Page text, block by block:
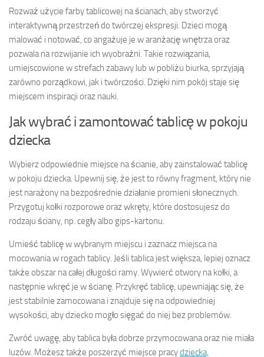
Rozważ użycie farby tablicowej na ścianach, aby stworzyć
interaktywną przestrzeń do twórczej ekspresji. Dzieci mogą
malować i notować, co angażuje je w aranżację wnętrza oraz
pozwala na rozwijanie ich wyobraźni. Takie rozwiązania,
umiejscowione w strefach zabawy lub w pobliżu biurka, sprzyjają
zarówno porządkowi, jak i twórczości. Dzięki nim pokój staje się
miejscem inspiracji oraz nauki.
Jak wybrać i zamontować tablicę w pokoju
dziecka
Wybierz odpowiednie miejsce na ścianie, aby zainstalować tablicę
w pokoju dziecka. Upewnij się, że jest to równy fragment, który nie
jest narażony na bezpośrednie działanie promieni słonecznych.
Przygotuj kołki rozporowe oraz wkręty, które dostosujesz do
rodzaju ściany, np. cegły albo gips-kartonu.
Umieść tablicę w wybranym miejscu i zaznacz miejsca na
mocowania w rogach tablicy. Jeśli tablica jest większa, lepiej oznacz
także obszar na całej długości ramy. Wywierć otwory na kołki, a
następnie wkręć je w ścianę. Przykręć tablicę, upewniając się, że
jest stabilnie zamocowana i znajduje się na odpowiedniej
wysokości, aby dziecko mogło sięgać do niej bez problemów.
Zwróć uwagę, aby tablica była dobrze przymocowana oraz nie miała
luzów. Możesz także poszerzyć miejsce pracydziecka,